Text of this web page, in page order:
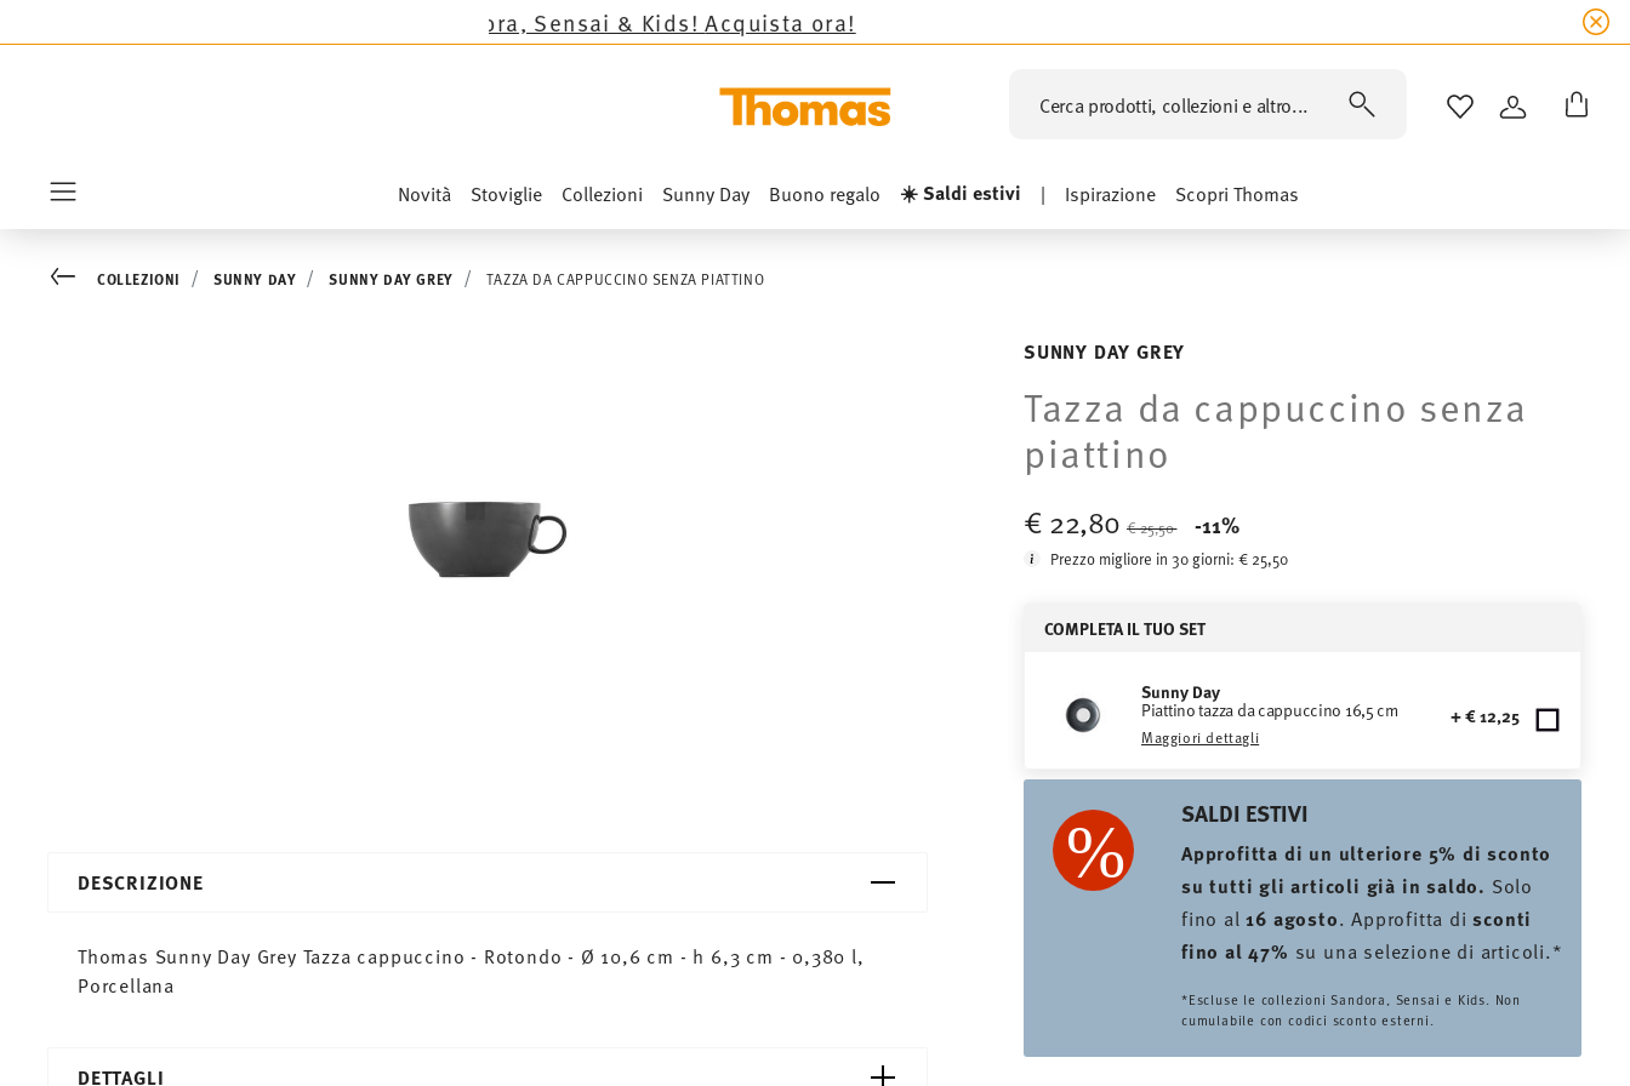
tranne le novità Sandora, Sensai & Kids!Acquista ora!
Cerca prodotti, collezioni e altro... LISTA DESIDERI
ACCEDI
Novità Stoviglie Collezioni Sunny Day Buono regalo ☀️ Saldi estivi | Ispirazione Scopri Thomas
SUNNY DAY GREY
Tazza da cappuccino senza
piattino
€ 22,80€ 25,50
-11%
Prezzo migliore in 30 giorni:€ 25,50
COMPLETA IL TUO SET
Sunny Day
Piattino tazza da cappuccino 16,5 cm
Maggiori dettagli
+ € 12,25
SALDI ESTIVI
Approfitta di un ulteriore 5% di sconto
su tutti gli articoli già in saldo. Solo
fino al16 agosto. Approfitta disconti
fino al 47% su una selezione di articoli.*
*Escluse le collezioni Sandora, Sensai e Kids. Non
cumulabile con codici sconto esterni.
Go backCOLLEZIONI SUNNY DAY SUNNY DAY GREY TAZZA DA CAPPUCCINO SENZA PIATTINO
DESCRIZIONE
Thomas Sunny Day Grey Tazza cappuccino - Rotondo - Ø 10,6 cm - h 6,3 cm - 0,380 l,
Porcellana
DETTAGLI